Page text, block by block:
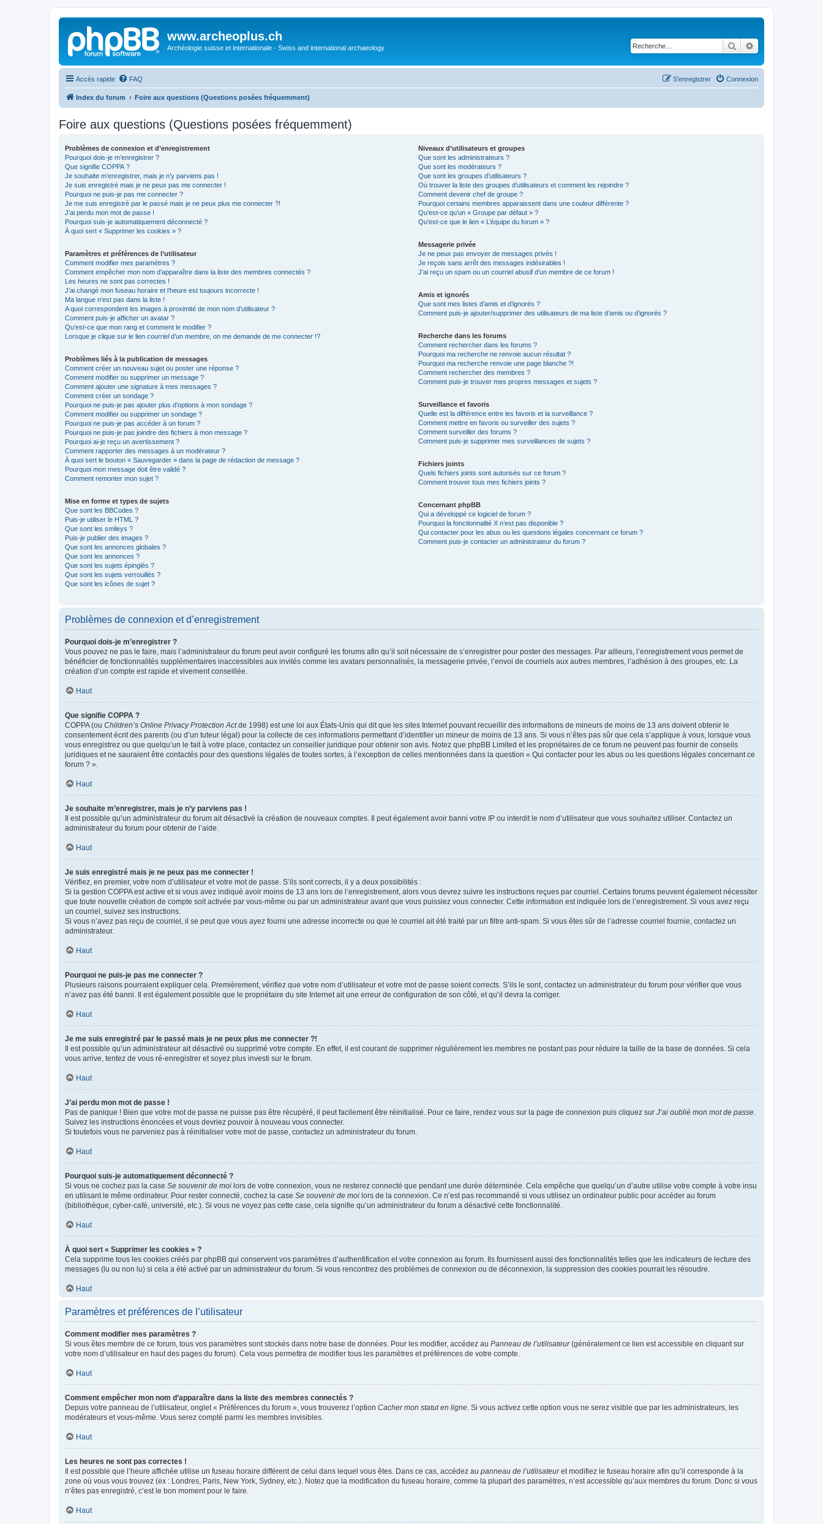
www.archeoplus.ch
Archéologie suisse et internationale - Swiss and international archaeology Rechercher
Accès rapide FAQ Connexion
S’enregistrer
Index du forum Foire aux questions (Questions posées fréquemment)
Foire aux questions (Questions posées fréquemment)
Problèmes de connexion et d’enregistrement
Pourquoi dois-je m’enregistrer ?
Que signifie COPPA ?
Je souhaite m’enregistrer, mais je n’y parviens pas !
Je suis enregistré mais je ne peux pas me connecter !
Pourquoi ne puis-je pas me connecter ?
Je me suis enregistré par le passé mais je ne peux plus me connecter ?!
J’ai perdu mon mot de passe !
Pourquoi suis-je automatiquement déconnecté ?
À quoi sert « Supprimer les cookies » ?
Paramètres et préférences de l’utilisateur
Comment modifier mes paramètres ?
Comment empêcher mon nom d’apparaître dans la liste des membres connectés ?
Les heures ne sont pas correctes !
J’ai changé mon fuseau horaire et l’heure est toujours incorrecte !
Ma langue n’est pas dans la liste !
A quoi correspondent les images à proximité de mon nom d’utilisateur ?
Comment puis-je afficher un avatar ?
Qu’est-ce que mon rang et comment le modifier ?
Lorsque je clique sur le lien courrield’un membre, on me demande de me connecter !?
Problèmes liés à la publication de messages
Comment créer un nouveau sujet ou poster une réponse ?
Comment modifier ou supprimer un message ?
Comment ajouter une signature à mes messages ?
Comment créer un sondage ?
Pourquoi ne puis-je pas ajouter plus d’options à mon sondage ?
Comment modifier ou supprimer un sondage ?
Pourquoi ne puis-je pas accéder à un forum ?
Pourquoi ne puis-je pas joindre des fichiers à mon message ?
Pourquoi ai-je reçu un avertissement ?
Comment rapporter des messages à un modérateur ?
À quoi sert le bouton « Sauvegarder » dans la page de rédaction de message ?
Pourquoi mon message doit être validé ?
Comment remonter mon sujet ?
Mise en forme et types de sujets
Que sont les BBCodes ?
Puis-je utiliser le HTML ?
Que sont les smileys ?
Puis-je publier des images ?
Que sont les annonces globales ?
Que sont les annonces ?
Que sont les sujets épinglés ?
Que sont les sujets verrouillés ?
Que sont les icônes de sujet ?
Niveaux d’utilisateurs et groupes
Que sont les administrateurs ?
Que sont les modérateurs ?
Que sont les groupes d’utilisateurs ?
Où trouver la liste des groupes d’utilisateurs et comment les rejoindre ?
Comment devenir chef de groupe ?
Pourquoi certains membres apparaissent dans une couleur différente ?
Qu’est-ce qu’un « Groupe par défaut » ?
Qu’est-ce que le lien « L’équipe du forum » ?
Messagerie privée
Je ne peux pas envoyer de messages privés !
Je reçois sans arrêt des messages indésirables !
J’ai reçu un spam ou un courriel abusif d’un membre de ce forum !
Amis et ignorés
Que sont mes listes d’amis et d’ignorés ?
Comment puis-je ajouter/supprimer des utilisateurs de ma liste d’amis ou d’ignorés ?
Recherche dans les forums
Comment rechercher dans les forums ?
Pourquoi ma recherche ne renvoie aucun résultat ?
Pourquoi ma recherche renvoie une page blanche ?!
Comment rechercher des membres ?
Comment puis-je trouver mes propres messages et sujets ?
Surveillance et favoris
Quelle est la différence entre les favoris et la surveillance ?
Comment mettre en favoris ou surveiller des sujets ?
Comment surveiller des forums ?
Comment puis-je supprimer mes surveillances de sujets ?
Fichiers joints
Quels fichiers joints sont autorisés sur ce forum ?
Comment trouver tous mes fichiers joints ?
Concernant phpBB
Qui a développé ce logiciel de forum ?
Pourquoi la fonctionnalité X n’est pas disponible ?
Qui contacter pour les abus ou les questions légales concernant ce forum ?
Comment puis-je contacter un administrateur du forum ?
Problèmes de connexion et d’enregistrement
Pourquoi dois-je m’enregistrer ?
Vous pouvez ne pas le faire, mais l’administrateur du forum peut avoir configuré les forums afin qu’il soit nécessaire de s’enregistrer pour poster des messages. Par ailleurs, l’enregistrement vous permet de
bénéficier de fonctionnalités supplémentaires inaccessibles aux invités comme les avatars personnalisés, la messagerie privée, l’envoi de courriels aux autres membres, l’adhésion à des groupes, etc. La
création d’un compte est rapide et vivement conseillée.
Haut
Que signifie COPPA ?
COPPA (ou Children’s Online Privacy Protection Actde 1998) est une loi aux États-Unis qui dit que les sites Internet pouvant recueillir des informations de mineurs de moins de 13 ans doivent obtenir le
consentement écrit des parents (ou d’un tuteur légal) pour la collecte de ces informations permettant d’identifier un mineur de moins de 13 ans. Si vous n’êtes pas sûr que cela s’applique à vous, lorsque vous
vous enregistrez ou que quelqu’un le fait à votre place, contactez un conseiller juridique pour obtenir son avis. Notez que phpBB Limited et les propriétaires de ce forum ne peuvent pas fournir de conseils
juridiques et ne sauraient être contactés pour des questions légales de toutes sortes, à l’exception de celles mentionnées dans la question « Qui contacter pour les abus ou les questions légales concernant ce
forum ? ».
Haut
Je souhaite m’enregistrer, mais je n’y parviens pas !
Il est possible qu’un administrateur du forum ait désactivé la création de nouveaux comptes. Il peut également avoir banni votre IP ou interdit le nom d’utilisateur que vous souhaitez utiliser. Contactez un
administrateur du forum pour obtenir de l’aide.
Haut
Je suis enregistré mais je ne peux pas me connecter !
Vérifiez, en premier, votre nom d’utilisateur et votre mot de passe. S’ils sont corrects, il y a deux possibilités :
Si la gestion COPPA est active et si vous avez indiqué avoir moins de 13 ans lors de l’enregistrement, alors vous devrez suivre les instructions reçues par courriel. Certains forums peuvent également nécessiter
que toute nouvelle création de compte soit activée par vous-même ou par un administrateur avant que vous puissiez vous connecter. Cette information est indiquée lors de l’enregistrement. Si vous avez reçu
un courriel, suivez ses instructions.
Si vous n’avez pas reçu de courriel, il se peut que vous ayez fourni une adresse incorrecte ou que le courriel ait été traité par un filtre anti-spam. Si vous êtes sûr de l’adresse courriel fournie, contactez un
administrateur.
Haut
Pourquoi ne puis-je pas me connecter ?
Plusieurs raisons pourraient expliquer cela. Premièrement, vérifiez que votre nom d’utilisateur et votre mot de passe soient corrects. S’ils le sont, contactez un administrateur du forum pour vérifier que vous
n’avez pas été banni. Il est également possible que le propriétaire du site Internet ait une erreur de configuration de son côté, et qu’il devra la corriger.
Haut
Je me suis enregistré par le passé mais je ne peux plus me connecter ?!
Il est possible qu’un administrateur ait désactivé ou supprimé votre compte. En effet, il est courant de supprimer régulièrement les membres ne postant pas pour réduire la taille de la base de données. Si cela
vous arrive, tentez de vous ré-enregistrer et soyez plus investi sur le forum.
Haut
J’ai perdu mon mot de passe !
Pas de panique ! Bien que votre mot de passe ne puisse pas être récupéré, il peut facilement être réinitialisé. Pour ce faire, rendez vous sur la page de connexion puis cliquez sur J’ai oublié mon mot de passe
Suivez les instructions énoncées et vous devriez pouvoir à nouveau vous connecter.
Si toutefois vous ne parveniez pas à réinitialiser votre mot de passe, contactez un administrateur du forum.
Haut
Pourquoi suis-je automatiquement déconnecté ?
Si vous ne cochez pas la case Se souvenir de moi lors de votre connexion, vous ne resterez connecté que pendant une durée déterminée. Cela empêche que quelqu’un d’autre utilise votre compte à votre insu
en utilisant le même ordinateur. Pour rester connecté, cochez la case Se souvenir de moi lors de la connexion. Ce n’est pas recommandé si vous utilisez un ordinateur public pour accéder au forum
(bibliothèque, cyber-café, université, etc.). Si vous ne voyez pas cette case, cela signifie qu’un administrateur du forum a désactivé cette fonctionnalité.
Haut
À quoi sert « Supprimer les cookies » ?
Cela supprime tous les cookies créés par phpBB qui conservent vos paramètres d’authentification et votre connexion au forum. Ils fournissent aussi des fonctionnalités telles que les indicateurs de lecture des
messages (lu ou non lu) si cela a été activé par un administrateur du forum. Si vous rencontrez des problèmes de connexion ou de déconnexion, la suppression des cookies pourrait les résoudre.
Haut
Paramètres et préférences de l’utilisateur
Comment modifier mes paramètres ?
Si vous êtes membre de ce forum, tous vos paramètres sont stockés dans notre base de données. Pour les modifier, accédez au Panneau de l’utilisateur(généralement ce lien est accessible en cliquant sur
votre nom d’utilisateur en haut des pages du forum). Cela vous permettra de modifier tous les paramètres et préférences de votre compte.
Haut
Comment empêcher mon nom d’apparaître dans la liste des membres connectés ?
Depuis votre panneau de l’utilisateur, onglet « Préférences du forum », vous trouverez l’option Cacher mon statut en ligne . Si vous activez cette option vous ne serez visible que par les administrateurs, les
modérateurs et vous-même. Vous serez compté parmi les membres invisibles.
Haut
Les heures ne sont pas correctes !
Il est possible que l’heure affichée utilise un fuseau horaire différent de celui dans lequel vous êtes. Dans ce cas, accédez au panneau de l’utilisateuret modifiez le fuseau horaire afin qu’il corresponde à la
zone où vous vous trouvez (ex : Londres, Paris, New York, Sydney, etc.). Notez que la modification du fuseau horaire, comme la plupart des paramètres, n’est accessible qu’aux membres du forum. Donc si vous
n’êtes pas enregistré, c’est le bon moment pour le faire.
Haut